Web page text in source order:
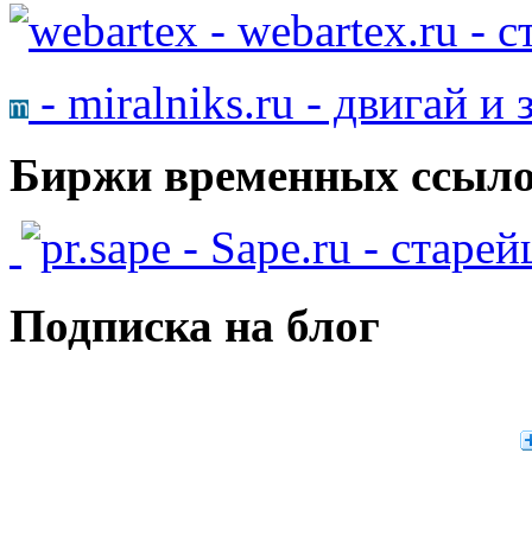
- webartex.ru -
- miralniks.ru - двигай и
Биржи временных
- Sape.ru -
Подписка на блог